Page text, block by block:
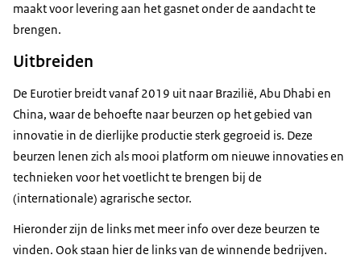
maakt voor levering aan het gasnet onder de aandacht te
brengen.
Uitbreiden
De Eurotier breidt vanaf 2019 uit naar Brazilië, Abu Dhabi en
China, waar de behoefte naar beurzen op het gebied van
innovatie in de dierlijke productie sterk gegroeid is. Deze
beurzen lenen zich als mooi platform om nieuwe innovaties en
technieken voor het voetlicht te brengen bij de
(internationale) agrarische sector.
Hieronder zijn de links met meer info over deze beurzen te
vinden. Ook staan hier de links van de winnende bedrijven.